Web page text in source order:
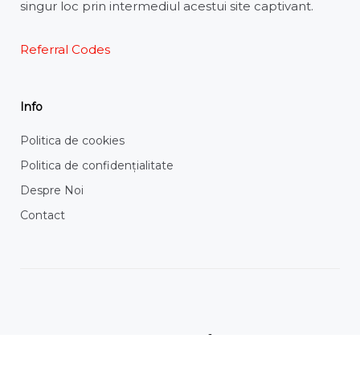
singur loc prin intermediul acestui site captivant.
Referral Codes
Info
Politica de cookies
Politica de confidențialitate
Despre Noi
Contact